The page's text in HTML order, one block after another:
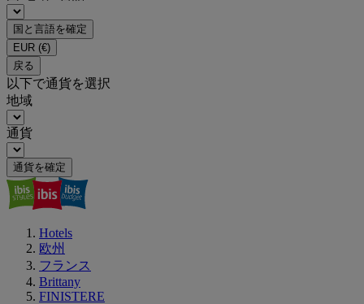
国と言語を確定
EUR (€)
戻る
以下で通貨を選択
地域
通貨
通貨を確定
Hotels
欧州
フランス
Brittany
FINISTERE